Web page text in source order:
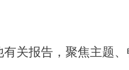
关报告，聚焦主题